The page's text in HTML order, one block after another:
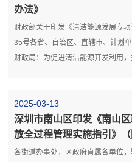
办法》
财政部关于印发《清洁能源发展专
35号各省、自治区、直辖市、计划
财政局：为促进清洁能源开发利用
2025-03-13
深圳市南山区印发《南山
放全过程管理实施指引》（
各街道办事处，区政府直属各单位